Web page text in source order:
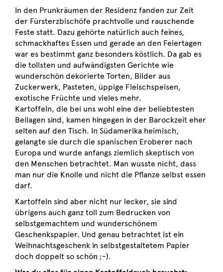
In den Prunkräumen der Residenz fanden zur Zeit
der Fürsterzbischöfe prachtvolle und rauschende
Feste statt. Dazu gehörte natürlich auch feines,
schmackhaftes Essen und gerade an den Feiertagen
war es bestimmt ganz besonders köstlich. Da gab es
die tollsten und aufwändigsten Gerichte wie
wunderschön dekorierte Torten, Bilder aus
Zuckerwerk, Pasteten, üppige Fleischspeisen,
exotische Früchte und vieles mehr.
Kartoffeln, die bei uns wohl eine der beliebtesten
Beilagen sind, kamen hingegen in der Barockzeit eher
selten auf den Tisch. In Südamerika heimisch,
gelangte sie durch die spanischen Eroberer nach
Europa und wurde anfangs ziemlich skeptisch von
den Menschen betrachtet. Man wusste nicht, dass
man nur die Knolle und nicht die Pflanze selbst essen
darf.
Kartoffeln sind aber nicht nur lecker, sie sind
übrigens auch ganz toll zum Bedrucken von
selbstgemachtem und wunderschönem
Geschenkspapier. Und genau betrachtet ist ein
Weihnachtsgeschenk in selbstgestaltetem Papier
doch doppelt so schön ;-).